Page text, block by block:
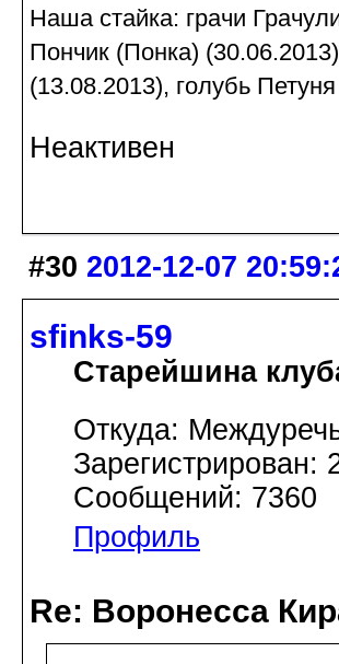
Наша стайка: грачи
Пончик (Понка)
(13.08.2013), голубь
Неактивен
#30 2012-12-07
sfinks-59
Старейшина
Откуда:
Зарегистрирован:
Сообщений: 7360
Профиль
Re: Воронесса